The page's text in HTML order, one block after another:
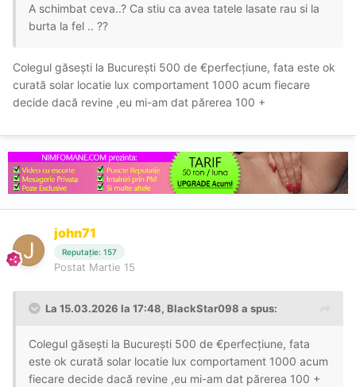
A schimbat ceva..? Ca stiu ca avea tatele lasate rau si la
burta la fel .. ??
Colegul găsești la București 500 de €perfecțiune, fata este ok
curată solar locatie lux comportament 1000 acum fiecare
decide dacă revine ,eu mi-am dat părerea 100 +
john71
Reputație: 157
Postat Martie 15
La 15.03.2026 la 17:48, BlackStar098 a spus:
Colegul găsești la București 500 de €perfecțiune, fata
este ok curată solar locatie lux comportament 1000 acum
fiecare decide dacă revine ,eu mi-am dat părerea 100 +